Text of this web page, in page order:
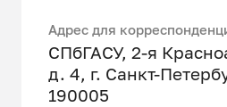
Адрес для
СПбГАСУ, 2-я
д. 4, г. Санкт-
190005